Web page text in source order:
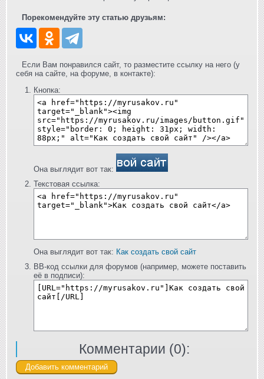
Порекомендуйте эту статью друзьям:
Если Вам понравился сайт, то разместите ссылку на него (у
себя на сайте, на форуме, в контакте):
Кнопка:
Она выглядит вот так:
Текстовая ссылка:
Она выглядит вот так: Как создать свой сайт
BB-код ссылки для форумов (например, можете поставить
её в подписи):
Комментарии (0):